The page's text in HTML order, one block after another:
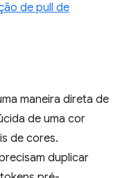
de pull de
maneira direta de
de uma cor
de cores.
duplicar